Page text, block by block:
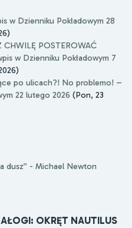
w Dzienniku Pokładowym 28
CHWILĘ POSTEROWAĆ
w Dzienniku Pokładowym 7
po ulicach?! No problemo! –
22 lutego 2026 (Pon, 23
dusz” - Michael Newton
OKRĘT NAUTILUS